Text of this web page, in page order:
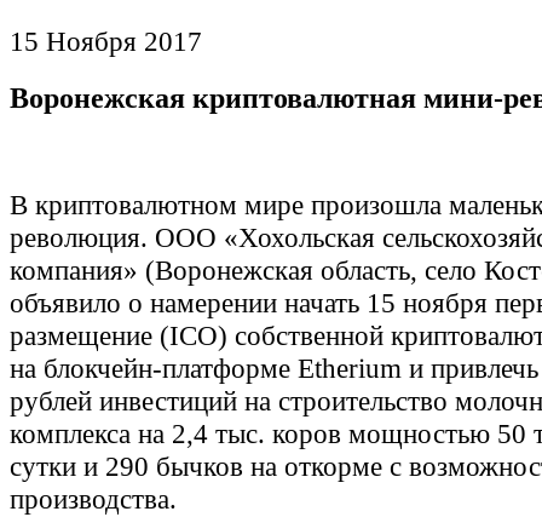
15 Ноября 2017
Воронежская криптовалютная мини-
В криптовалютном мире произошла
революция. ООО «Хохольская
компания» (Воронежская область, село
объявило о намерении начать 15 ноября
размещение (ICO) собственной
на блокчейн-платформе Etherium и
рублей инвестиций на строительство
комплекса на 2,4 тыс. коров мощностью 50
сутки и 290 бычков на откорме с
производства.